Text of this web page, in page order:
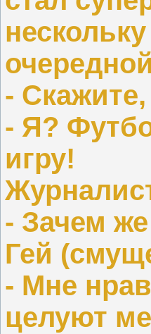
-
- Я?
игру!
- Зачем
Гей
- Мне
целуют